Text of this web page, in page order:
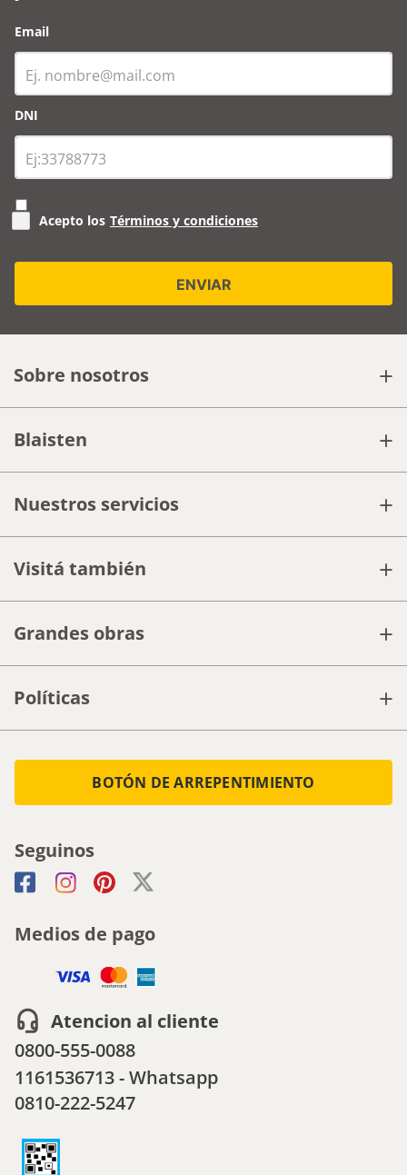
Email
DNI
Acepto los Términos y condiciones
Sobre nosotros +
Blaisten +
Nuestros servicios +
Visitá también +
Grandes obras +
Políticas +
BOTÓN DE ARREPENTIMIENTO
Seguinos
Medios de pago
Atencion al cliente
0800-555-0088
1161536713 - Whatsapp
0810-222-5247